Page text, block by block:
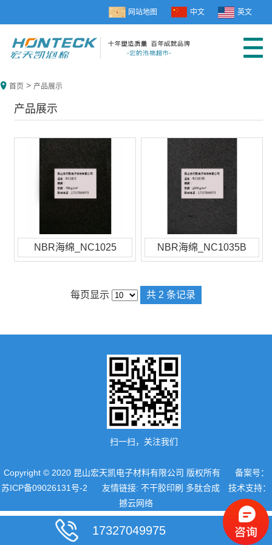
网站地图 中文 英文
首页 > 产品展示
产品展示
NBR海绵_NC1025 NBR海绵_NC1035B
每页显示 共 2 条记录
扫一扫，关注我们
Copyright © 2020 昆山宏天凯电子材料有限公司 版权所有 备案号：
苏ICP备09026131号-2
友情链接: 不干胶印刷 多肽合成
技术支持：
撼云网络
17327049975